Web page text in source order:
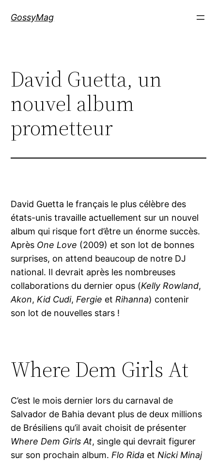
GossyMag
David Guetta, un
nouvel album
prometteur
David Guetta le français le plus célèbre des
états-unis travaille actuellement sur un nouvel
album qui risque fort d’être un énorme succès.
Après One Love (2009) et son lot de bonnes
surprises, on attend beaucoup de notre DJ
national. Il devrait après les nombreuses
collaborations du dernier opus (Kelly Rowland,
Akon,Kid Cudi,Fergie etRihanna) contenir
son lot de nouvelles stars !
Where Dem Girls At
C’est le mois dernier lors du carnaval de
Salvador de Bahia devant plus de deux millions
de Brésiliens qu’il avait choisit de présenter
Where Dem Girls At, single qui devrait figurer
sur son prochain album.Flo Rida etNicki Minaj